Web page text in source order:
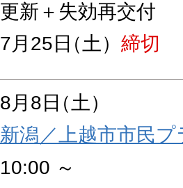
更新＋失効再交付
7月25日（土） 締切
8月8日（土）
新潟／上越市市民プ
10:00 ～